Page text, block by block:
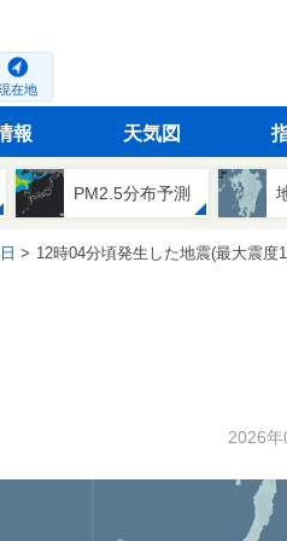
在地
報 天気図
PM2.5分布予測
12時04分頃発生した地震(最大震度
2026年